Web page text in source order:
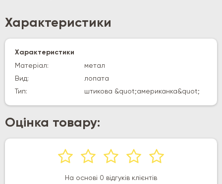
Характеристики
Характеристики
Матеріал:
метал
Вид:
лопата
Тип:
штикова &quot;американка&quot;
Оцінка товару:
На основі 0 відгуків клієнтів